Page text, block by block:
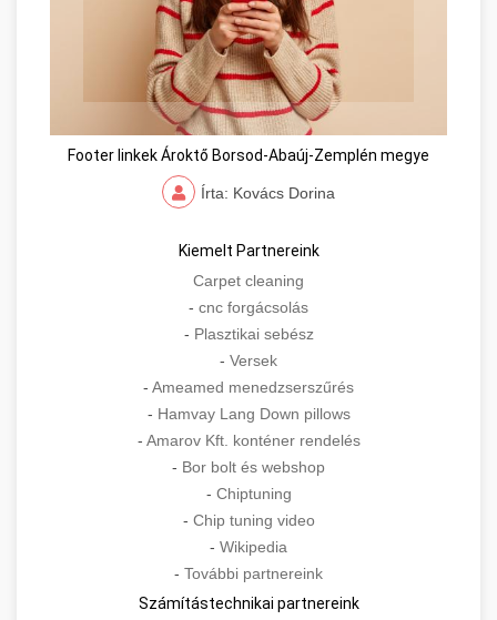
Footer linkek Ároktő Borsod-Abaúj-Zemplén megye
Írta: Kovács Dorina
Kiemelt Partnereink
Carpet cleaning
- cnc forgácsolás
- Plasztikai sebész
- Versek
- Ameamed menedzserszűrés
- Hamvay Lang Down pillows
- Amarov Kft. konténer rendelés
- Bor bolt és webshop
- Chiptuning
- Chip tuning video
- Wikipedia
- További partnereink
Számítástechnikai partnereink